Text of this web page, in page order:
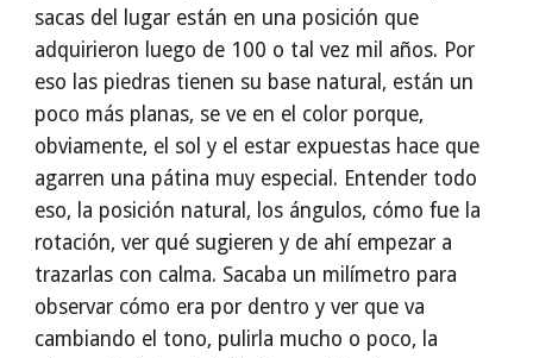
sacas del lugar están en una posición que
adquirieron luego de 100 o tal vez mil años. Por
eso las piedras tienen su base natural, están un
poco más planas, se ve en el color porque,
obviamente, el sol y el estar expuestas hace que
agarren una pátina muy especial. Entender todo
eso, la posición natural, los ángulos, cómo fue la
rotación, ver qué sugieren y de ahí empezar a
trazarlas con calma. Sacaba un milímetro para
observar cómo era por dentro y ver que va
cambiando el tono, pulirla mucho o poco, la